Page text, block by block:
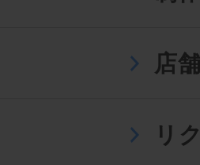
店
リ